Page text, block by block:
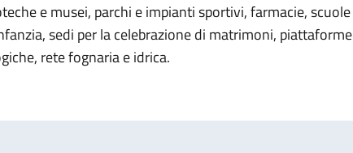
e musei, parchi e impianti sportivi, farmacie, scuole
sedi per la celebrazione di matrimoni, piattaforme
rete fognaria e idrica.